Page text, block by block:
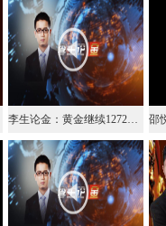
李生论金：黄金继续1272空，原油则强势不改（视频）